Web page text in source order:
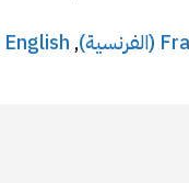
(الفرنسية)
English